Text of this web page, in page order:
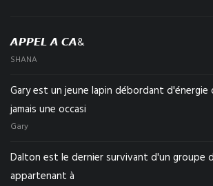
𝘼𝙋𝙋𝙀𝙇 𝘼 𝘾𝘼&
SHANA
Gary est un jeune lapin débordant d'énergie
jamais une occasi
Gary
Dalton est le dernier survivant d'un groupe
appartenant à